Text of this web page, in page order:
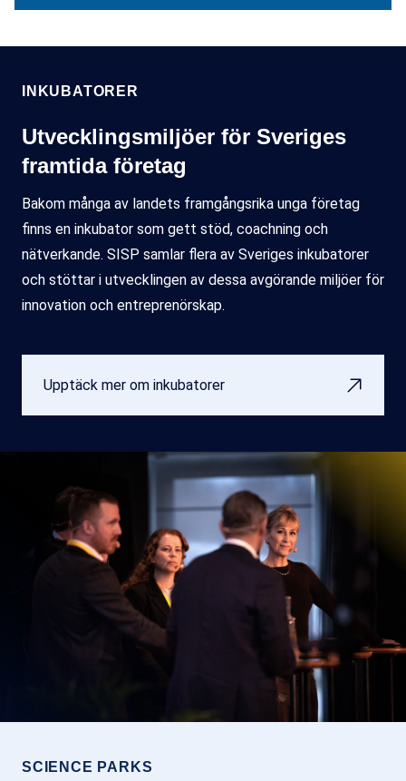
INKUBATORER
Utvecklingsmiljöer för Sveriges
framtida företag
Bakom många av landets framgångsrika unga företag
finns en inkubator som gett stöd, coachning och
nätverkande. SISP samlar flera av Sveriges inkubatorer
och stöttar i utvecklingen av dessa avgörande miljöer för
innovation och entreprenörskap.
Upptäck mer om inkubatorer
SCIENCE PARKS